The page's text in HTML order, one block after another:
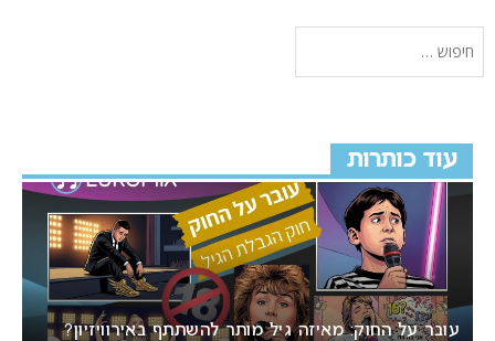
עוד כותרות
עובר על החוק: מאיזה גיל מותר להשתתף באירוויזיון?